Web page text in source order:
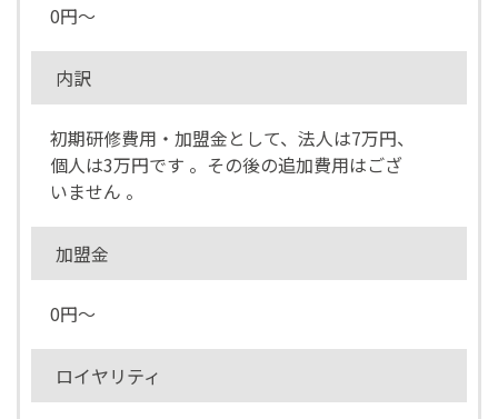
0円～
内訳
初期研修費用・加盟金として、法人は7万円、
個人は3万円です 。その後の追加費用はござ
いません 。
加盟金
0円～
ロイヤリティ